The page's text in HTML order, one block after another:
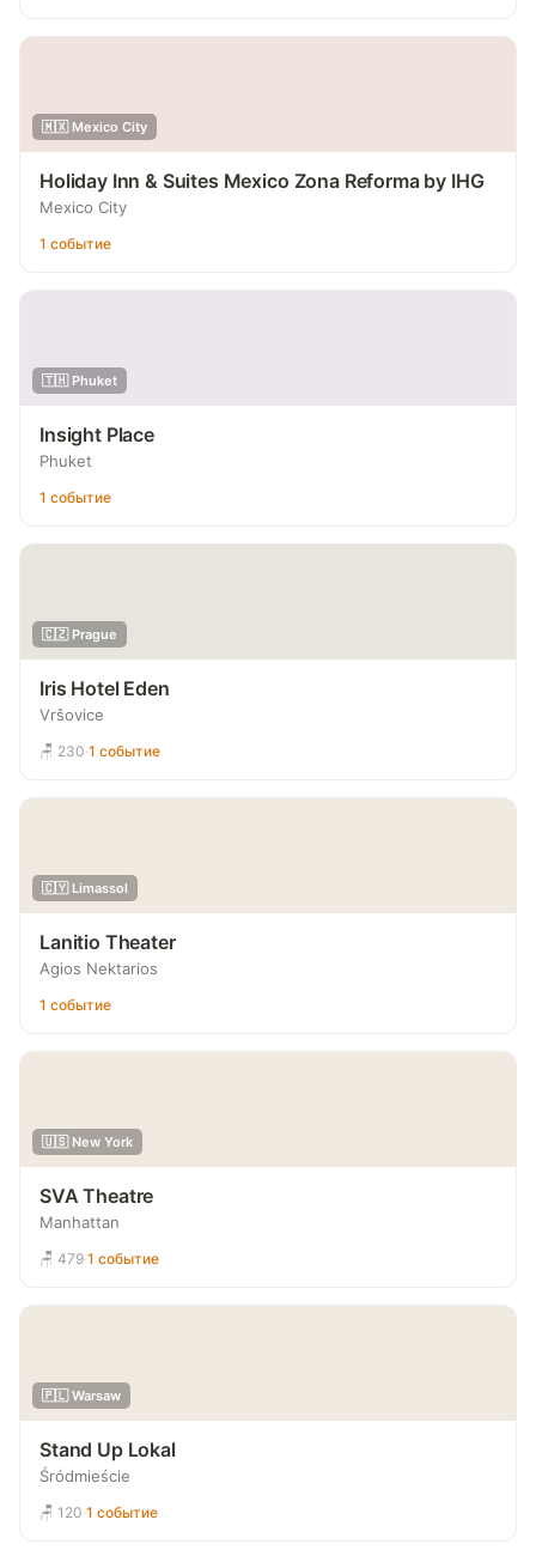
🇲🇽 Mexico City
Holiday Inn & Suites Mexico Zona Reforma by IHG
Mexico City
1 событие
🇹🇭 Phuket
Insight Place
Phuket
1 событие
🇨🇿 Prague
Iris Hotel Eden
Vršovice
🪑 230·1 событие
🇨🇾 Limassol
Lanitio Theater
Agios Nektarios
1 событие
🇺🇸 New York
SVA Theatre
Manhattan
🪑 479·1 событие
🇵🇱 Warsaw
Stand Up Lokal
Śródmieście
🪑 120·1 событие